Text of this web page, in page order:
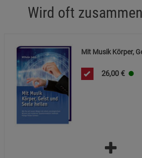
Wird oft
Mit Musik Körper,
26,00 €
Marketing Cookies (3)
Beschreibung Marketing Cookies
Cookie-Informationen